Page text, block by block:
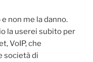
e non me la danno.
la userei subito per
VoIP, che
società di